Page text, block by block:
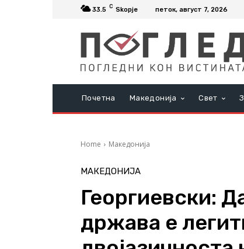
33.5 C Skopje петок, август 7, 2026
Почетна Македонија Свет
Home Македонија
МАКЕДОНИЈА
Георгиевски:
држава е